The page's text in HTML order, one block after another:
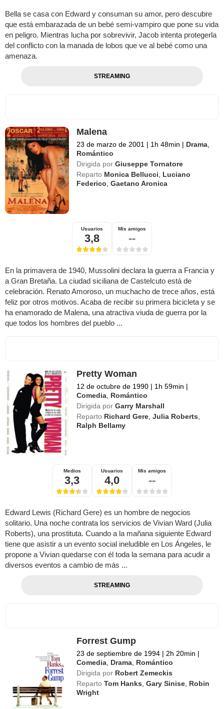
Bella se casa con Edward y consuman su amor, pero descubre
que está embarazada de un bebé semi-vampiro que pone su vida
en peligro. Mientras lucha por sobrevivir, Jacob intenta protegerla
del conflicto con la manada de lobos que ve al bebé como una
amenaza.
STREAMING
Malena
23 de marzo de 2001 | 1h 48min | Drama,
Romántico
Dirigida por Giuseppe Tornatore
Reparto Monica Bellucci, Luciano
Federico,Gaetano Aronica
Usuarios
3,8
Mis amigos
--
En la primavera de 1940, Mussolini declara la guerra a Francia y
a Gran Bretaña. La ciudad siciliana de Castelcuto está de
celebración. Renato Amoroso, un muchacho de trece años, está
feliz por otros motivos. Acaba de recibir su primera bicicleta y se
ha enamorado de Malena, una atractiva viuda de guerra por la
que todos los hombres del pueblo ...
Pretty Woman
12 de octubre de 1990 | 1h 59min |
Comedia, Romántico
Dirigida por Garry Marshall
Reparto Richard Gere,Julia Roberts,
Ralph Bellamy
Medios
3,3
Usuarios
4,0
Mis amigos
--
Edward Lewis (Richard Gere) es un hombre de negocios
solitario. Una noche contrata los servicios de Vivian Ward (Julia
Roberts), una prostituta. Cuando a la mañana siguiente Edward
tiene que asistir a un evento social ineludible en Los Ángeles, le
propone a Vivian quedarse con él toda la semana para acudir a
diversos eventos a cambio de más ...
STREAMING
Forrest Gump
23 de septiembre de 1994 | 2h 20min |
Comedia, Drama, Romántico
Dirigida por Robert Zemeckis
Reparto Tom Hanks,Gary Sinise, Robin
Wright